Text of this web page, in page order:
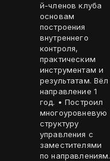
й-членов клуба
основам
построения
внутреннего
контроля,
практическим
инструментам и
результатам. Вёл
направление 1
год. • Построил
многоуровневую
структуру
управления с
заместителями
по направлениям.